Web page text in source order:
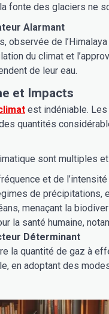
fonte des glaciers ne
Alarmant
observée de
du climat et
de leur eau.
et Impacts
est indéniable.
quantités
sont multiples
et de
de
menaçant la
la santé humaine,
Déterminant
la quantité de gaz à
en adoptant des